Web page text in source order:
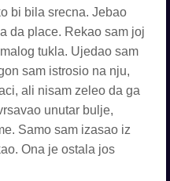
bi bila srecna. Jebao
da place. Rekao sam joj
tukla. Ujedao sam
sam istrosio na nju,
ali nisam zeleo da ga
unutar bulje,
Samo sam izasao iz
Ona je ostala jos